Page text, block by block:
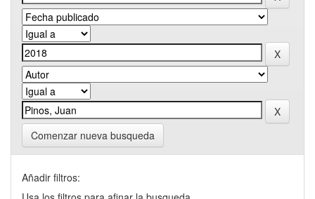
Comenzar nueva busqueda
Añadir filtros: